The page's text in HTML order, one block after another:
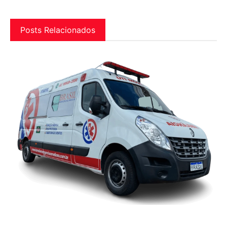
Posts Relacionados